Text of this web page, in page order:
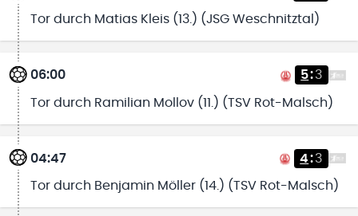
Tor durch Matias Kleis (13.) (JSG Weschnitztal)
06:00 5:3
Tor durch Ramilian Mollov (11.) (TSV Rot-Malsch)
04:47 4:3
Tor durch Benjamin Möller (14.) (TSV Rot-Malsch)